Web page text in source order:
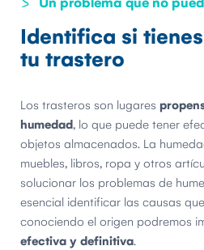
Un problema que no
Identifica si tienes
tu trastero
Los trasteros son lugares
humedad, lo que puede tener
objetos almacenados. La
muebles, libros, ropa y otros
solucionar los problemas de
esencial identificar las causas
conociendo el origen podremos
efectiva y definitiva.